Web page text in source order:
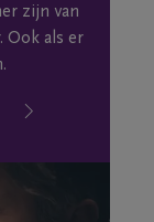
zijn van
Ook als er